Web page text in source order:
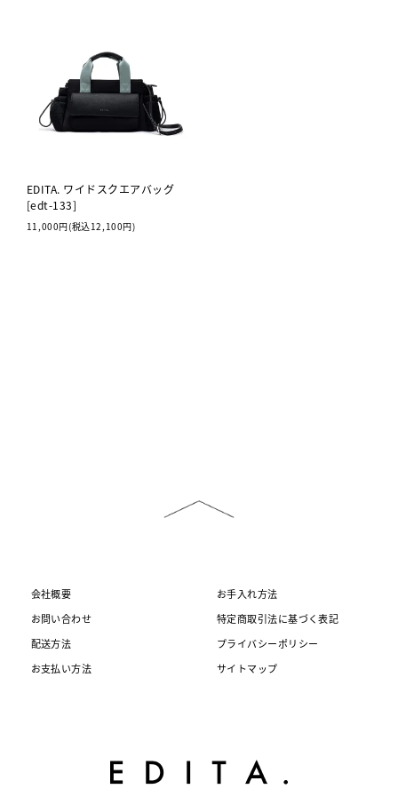
EDITA. ワイドスクエアバッグ
[edt-133]
11,000円(税込12,100円)
会社概要
お問い合わせ
配送方法
お支払い方法
お手入れ方法
特定商取引法に基づく表記
プライバシーポリシー
サイトマップ